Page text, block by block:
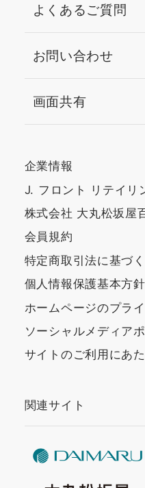
よくあるご質問
お問い合わせ
画面共有
企業情報
J. フロント リテイリ
株式会社 大丸松坂屋
会員規約
特定商取引法に基づ
個人情報保護基本方針
ホームページのプラ
ソーシャルメディア
サイトのご利用にあ
関連サイト